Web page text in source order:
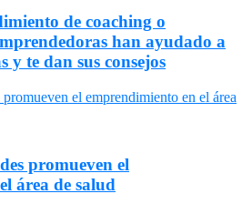
de coaching o
han ayudado a
y te dan sus consejos
promueven el
área de salud